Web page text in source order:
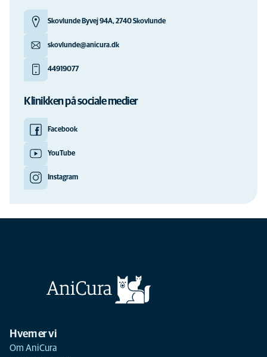
Skovlunde Byvej 94A, 2740 Skovlunde
skovlunde@anicura.dk
44919077
Klinikken på sociale medier
Facebook
YouTube
Instagram
Hvem er vi
Om AniCura